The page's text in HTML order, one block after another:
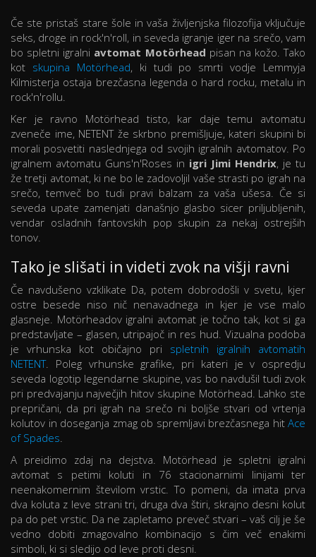
Če ste pristaš stare šole in vaša življenjska filozofija vključuje
seks, droge in rock'n'roll, in seveda igranje iger na srečo, vam
bo spletni igralni avtomat Motörhead pisan na kožo. Tako
kot skupina Motörhead, ki tudi po smrti vodje Lemmyja
Kilmisterja ostaja brezčasna legenda o hard rocku, metalu in
rock'n'rollu.
Ker je ravno Motörhead tisto, kar daje temu avtomatu
zveneče ime, NETENT že skrbno premišljuje, kateri skupini bi
morali posvetiti naslednjega od svojih igralnih avtomatov. Po
igralnem avtomatu Guns'n'Roses in igri Jimi Hendrix, je tu
že tretji avtomat, ki ne bo le zadovoljil vaše strasti po igrah na
srečo, temveč bo tudi pravi balzam za vaša ušesa. Če si
seveda upate zamenjati današnjo glasbo sicer priljubljenih,
vendar osladnih fantovskih pop skupin za nekaj ostrejših
tonov.
Tako je slišati in videti zvok na višji ravni
Če navdušeno vzklikate Da, potem dobrodošli v svetu, kjer
ostre besede niso nič nenavadnega in kjer je vse malo
glasneje. Motörheadov igralni avtomat je točno tak, kot si ga
predstavljate – glasen, utripajoč in res hud. Vizualna podoba
je vrhunska kot običajno pri spletnih igralnih avtomatih
NETENT. Poleg vrhunske grafike, pri kateri je v ospredju
seveda logotip legendarne skupine, vas bo navdušil tudi zvok
pri predvajanju največjih hitov skupine Motörhead. Lahko ste
prepričani, da pri igrah na srečo ni boljše stvari od vrtenja
kolutov in doseganja zmag ob spremljavi brezčasnega hit Ace
of Spades.
A preidimo zdaj na dejstva. Motörhead je spletni igralni
avtomat s petimi koluti in 76 stacionarnimi linijami ter
neenakomernim številom vrstic. To pomeni, da imata prva
dva koluta z leve strani tri, druga dva štiri, skrajno desni kolut
pa do pet vrstic. Da ne zapletamo preveč stvari – vaš cilj je še
vedno dobiti zmagovalno kombinacijo s čim več enakimi
simboli, ki si sledijo od leve proti desni.